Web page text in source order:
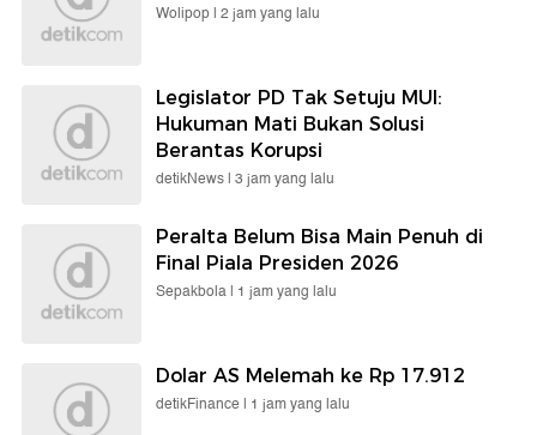
Wolipop | 2 jam yang lalu
Legislator PD Tak Setuju MUI:
Hukuman Mati Bukan Solusi
Berantas Korupsi
detikNews | 3 jam yang lalu
Peralta Belum Bisa Main Penuh di
Final Piala Presiden 2026
Sepakbola | 1 jam yang lalu
Dolar AS Melemah ke Rp 17.912
detikFinance | 1 jam yang lalu